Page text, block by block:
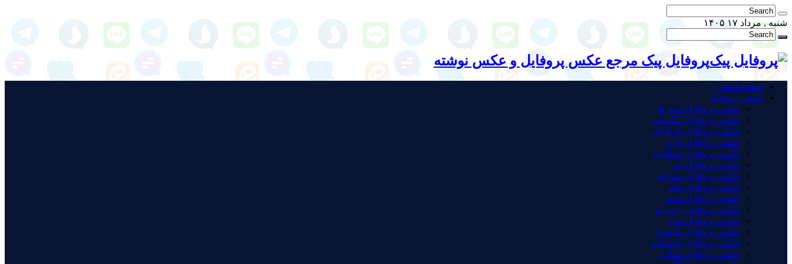
شنبه , مرداد ۱۷ ۱۴۰۵
پروفایل پیک مرجع عکس پروفایل و عکس نوشته
صفحه اصلی
عکس پروفایل
عکس پروفایل اسم ها
عکس پروفایل انگلیسی
عکس پروفایل بازیگران
عکس پروفایل بازی
عکس پروفایل حیوانات
عکس پروفایل پدر
عکس پروفایل پسرانه
عکس پروفایل تولد
عکس پروفایل خاص
عکس پروفایل دخترانه
عکس پروفایل شاد
عکس پروفایل طبیعت
عکس پروفایل عاشقانه
عکس پروفایل غمگین